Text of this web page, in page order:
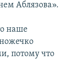
Аблязова».
наше
потому что